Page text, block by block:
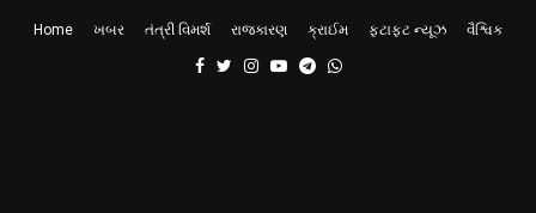
Home ખબર તંત્રી વિમર્શ રાજકારણ ક્રાઈમ ફટાફટ ન્યૂઝ વૈશ્વિક
Facebook
TwitterInstagram
YoutubeTelegram
Whatsapp